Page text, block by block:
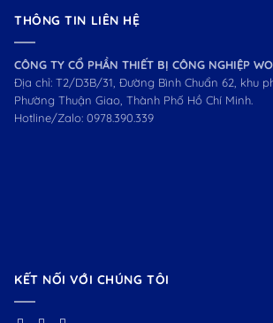
THÔNG TIN LIÊN HỆ
CÔNG TY CỔ PHẦN THIẾT BỊ CÔNG NGHIỆP
Địa chỉ: T2/D3B/31, Đường Bình Chuẩn 62, khu
Phường Thuận Giao, Thành Phố Hồ Chí Minh.
Hotline/Zalo: 0978.390.339
KẾT NỐI VỚI CHÚNG TÔI